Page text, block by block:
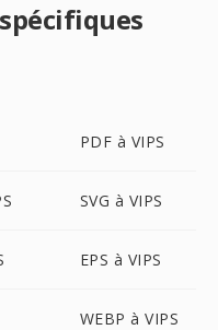
PDF à VIPS
SVG à VIPS
EPS à VIPS
WEBP à VIPS